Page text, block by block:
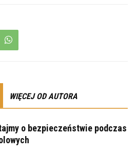
WIĘCEJ OD AUTORA
o bezpieczeństwie podczas